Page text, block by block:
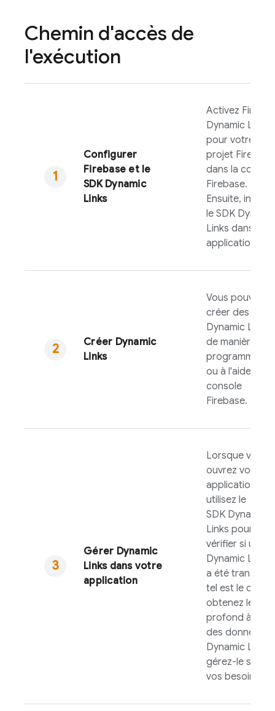
Chemin d'accès de
l'exécution
Configurer
Firebase et le
SDK Dynamic
Links
Activez
Dynamic Links
pour votre
projet Firebase
dans la
Firebase.
Ensuite, incluez
le SDK
Links dans
application.
Créer Dynamic
Links
Vous pouvez
créer des
Dynamic Links
de manière
ou à l'aide de la
console
Firebase.
Gérer Dynamic
Linksdans votre
application
Lorsque vous
ouvrez votre
application,
utilisez le
SDK Dynamic
Links pour
vérifier si un
Dynamic Link
a été transmis.
tel est le cas,
obtenez le lien
profond à
des données
Dynamic Link
gérez-le selon
vos besoins.